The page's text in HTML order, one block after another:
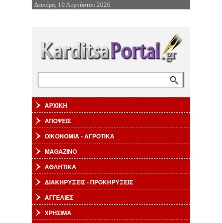
Επιστροφή στην Πλοήγηση
Δευτέρα, 10 Αυγούστου 2026
ΑΡΧΙΚΗ
ΑΠΟΨΕΙΣ
ΟΙΚΟΝΟΜΙΑ - ΑΓΡΟΤΙΚΑ
MAGAZINO
ΑΘΛΗΤΙΚΑ
ΔΙΑΚΗΡΥΞΕΙΣ - ΠΡΟΚΗΡΥΞΕΙΣ
ΑΓΓΕΛΙΕΣ
ΧΡΗΣΙΜΑ